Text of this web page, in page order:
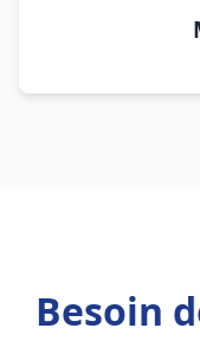
Besoin